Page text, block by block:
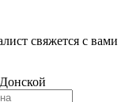
свяжется с вами